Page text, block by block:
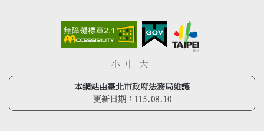
小 中 大
本網站由臺北市政府法務局維護
更新日期： 115.08.10